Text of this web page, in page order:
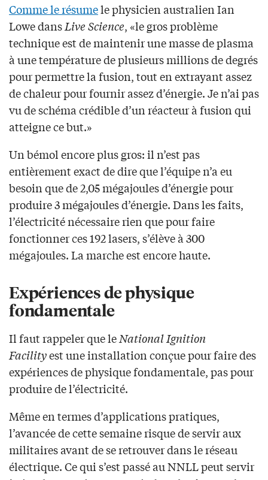
Comme le résumele physicien australien Ian
Lowe dansLive Science, «le gros problème
technique est de maintenir une masse de plasma
à une température de plusieurs millions de degrés
pour permettre la fusion, tout en extrayant assez
de chaleur pour fournir assez d’énergie. Je n’ai pas
vu de schéma crédible d’un réacteur à fusion qui
atteigne ce but.»
Un bémol encore plus gros: il n’est pas
entièrement exact de dire que l’équipe n’a eu
besoin que de 2,05 mégajoules d’énergie pour
produire 3 mégajoules d’énergie. Dans les faits,
l’électricité nécessaire rien que pour faire
fonctionner ces 192 lasers, s’élève à 300
mégajoules. La marche est encore haute.
Expériences de physique
fondamentale
Il faut rappeler que leNational Ignition
Facilityest une installation conçue pour faire des
expériences de physique fondamentale, pas pour
produire de l’électricité.
Même en termes d’applications pratiques,
l’avancée de cette semaine risque de servir aux
militaires avant de se retrouver dans le réseau
électrique. Ce qui s’est passé au NNLL peut servir